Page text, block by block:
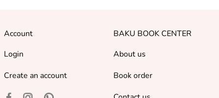
Account
Login
Create an account
BAKU BOOK CENTER
About us
Book order